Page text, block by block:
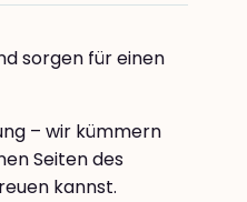
sorgen für einen
– wir kümmern
Seiten des
kannst.